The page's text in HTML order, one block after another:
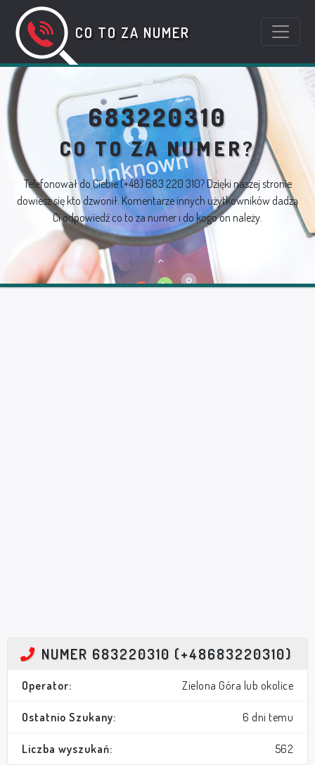
CO TO ZA NUMER
683220310
CO TO ZA NUMER?
Telefonował do Ciebie(+48) 683 220 310? Dzięki naszej stronie
dowiesz się kto dzwonił. Komentarze innych użytkowników dadzą
Ci odpowiedź co to za numer i do kogo on należy.
NUMER 683220310 (+48683220310)
Operator: Zielona Góra lub okolice
Ostatnio Szukany: 6 dni temu
Liczba wyszukań: 562